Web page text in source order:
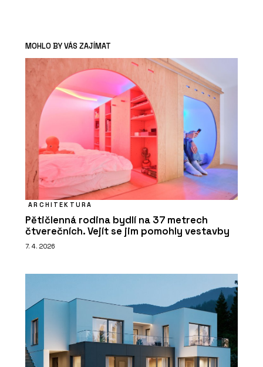
MOHLO BY VÁS ZAJÍMAT
ARCHITEKTURA
Pětičlenná rodina bydlí na 37 metrech
čtverečních. Vejít se jim pomohly vestavby
7. 4. 2026